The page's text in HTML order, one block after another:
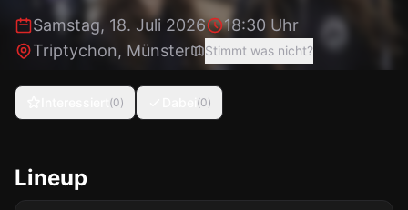
Samstag, 18. Juli 2026
18:30 Uhr
Triptychon, Münster Stimmt was nicht?
(0) (0)
Lineup